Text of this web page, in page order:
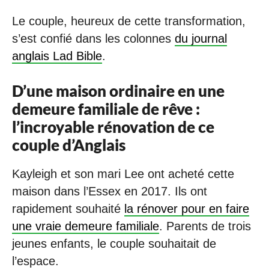
Le couple, heureux de cette transformation,
s’est confié dans les colonnes du journal
anglais Lad Bible.
D’une maison ordinaire en une
demeure familiale de rêve :
l’incroyable rénovation de ce
couple d’Anglais
Kayleigh et son mari Lee ont acheté cette
maison dans l’Essex en 2017. Ils ont
rapidement souhaité la rénover pour en faire
une vraie demeure familiale. Parents de trois
jeunes enfants, le couple souhaitait de
l’espace.